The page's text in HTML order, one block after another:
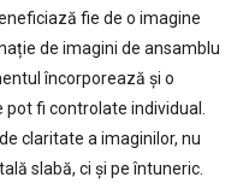
fie de o imagine
de imagini de ansamblu
încorporează și o
pot fi controlate individual.
claritate a imaginilor, nu
slabă, ci și pe întuneric.